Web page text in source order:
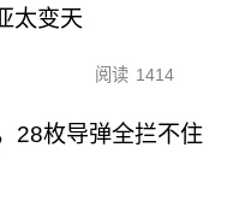
太变天
阅读 1414
28枚导弹全拦不住